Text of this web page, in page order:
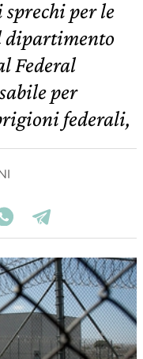
per le
dipartimento
Federal
per
federali,